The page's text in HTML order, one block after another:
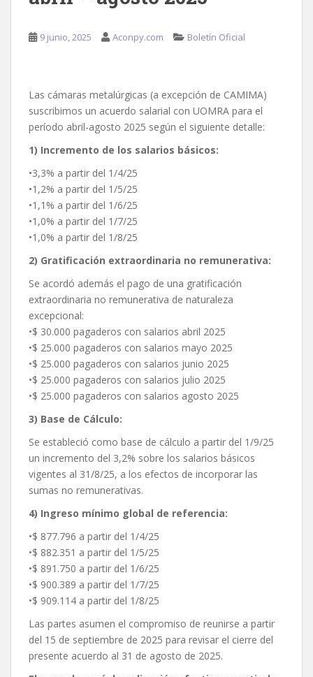
9 junio, 2025 Aconpy.com Boletín Oficial
Las cámaras metalúrgicas (a excepción de CAMIMA)
suscribimos un acuerdo salarial con UOMRA para el
período abril-agosto 2025 según el siguiente detalle:
1) Incremento de los salarios básicos:
•3,3% a partir del 1/4/25
•1,2% a partir del 1/5/25
•1,1% a partir del 1/6/25
•1,0% a partir del 1/7/25
•1,0% a partir del 1/8/25
2) Gratificación extraordinaria no remunerativa:
Se acordó además el pago de una gratificación
extraordinaria no remunerativa de naturaleza
excepcional:
•$ 30.000 pagaderos con salarios abril 2025
•$ 25.000 pagaderos con salarios mayo 2025
•$ 25.000 pagaderos con salarios junio 2025
•$ 25.000 pagaderos con salarios julio 2025
•$ 25.000 pagaderos con salarios agosto 2025
3) Base de Cálculo:
Se estableció como base de cálculo a partir del 1/9/25
un incremento del 3,2% sobre los salarios básicos
vigentes al 31/8/25, a los efectos de incorporar las
sumas no remunerativas.
4) Ingreso mínimo global de referencia:
•$ 877.796 a partir del 1/4/25
•$ 882.351 a partir del 1/5/25
•$ 891.750 a partir del 1/6/25
•$ 900.389 a partir del 1/7/25
•$ 909.114 a partir del 1/8/25
Las partes asumen el compromiso de reunirse a partir
del 15 de septiembre de 2025 para revisar el cierre del
presente acuerdo al 31 de agosto de 2025.